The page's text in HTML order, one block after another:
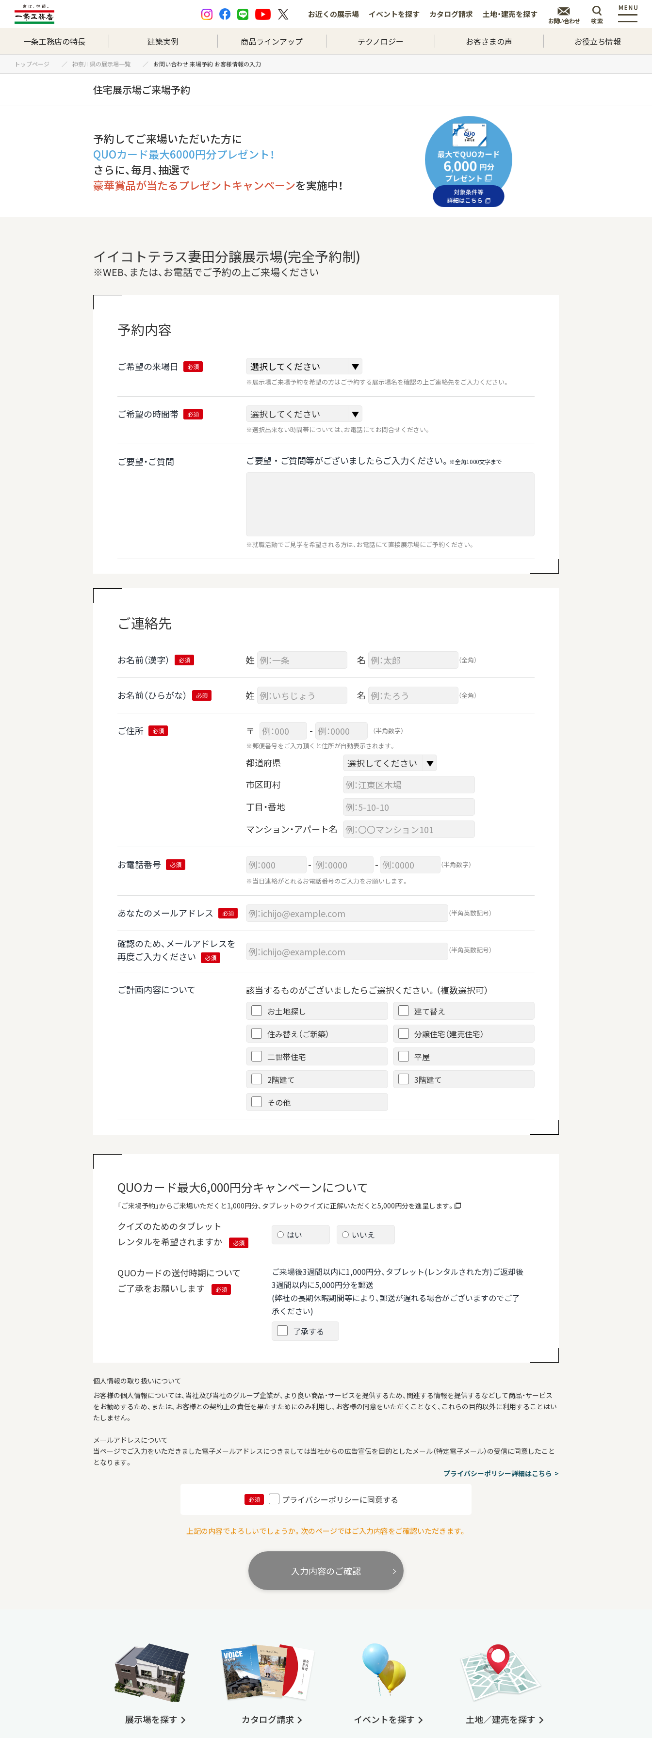
お近くの展示場 イベントを探す カタログ請求 土地・建売を探す
お問い合わせ 検索
一条工務店の特長 建築実例 商品ラインアップ テクノロジー お客さまの声 お役立ち情報
トップページ 神奈川県の展示場一覧 お問い合わせ 来場予約 お客様情報の入力
住宅展示場ご来場予約
予約してご来場いただいた方に
QUOカード最大6000円分プレゼント！
さらに、毎月、抽選で
豪華賞品が当たるプレゼントキャンペーンを実施中！
イイコトテラス妻田分譲展示場(完全予約制)
※WEB、または、お電話でご予約の上ご来場ください
予約内容
ご希望の来場日 必須
※展示場ご来場予約を希望の方はご予約する展示場名を確認の上ご連絡先をご入力ください。
ご希望の時間帯 必須
※選択出来ない時間帯については、お電話にてお問合せください。
ご要望・ご質問 ご要望‧ご質問等がございましたらご⼊⼒ください。 ※全⾓1000⽂字まで
※就職活動でご見学を希望される方は、お電話にて直接展示場にご予約ください。
ご連絡先
お名前（漢字） 必須 姓 名 （全角）
お名前（ひらがな） 必須 姓 名 （全角）
ご住所 必須 〒 -
（半角数字）
※郵便番号をご入力頂くと住所が自動表示されます。
都道府県
市区町村
丁目・番地
マンション・アパート名
お電話番号 必須 - -
（半角数字）
※当日連絡がとれるお電話番号のご入力をお願いします。
あなたのメールアドレス 必須 （半角英数記号）
確認のため、メールアドレスを
再度ご入力ください
必須
（半角英数記号）
ご計画内容について 該当するものがございましたらご選択ください。（複数選択可）
お土地探し
建て替え
住み替え（ご新築）
分譲住宅（建売住宅）
二世帯住宅
平屋
2階建て
3階建て
その他
QUOカード最大6,000円分キャンペーンについて
「ご来場予約」からご来場いただくと1,000円分、タブレットのクイズに正解いただくと5,000円分を進呈します。
クイズのためのタブレット
レンタルを希望されますか
必須
はい いいえ
QUOカードの送付時期について
ご了承をお願いします
必須
ご来場後3週間以内に1,000円分、タブレット(レンタルされた方)ご返却後
3週間以内に5,000円分を郵送
(弊社の長期休暇期間等により、郵送が遅れる場合がございますのでご了
承ください)
了承する
個人情報の取り扱いについて
お客様の個人情報については、当社及び当社のグループ企業が、より良い商品・サービスを提供するため、関連する情報を提供するなどして商品・サービス
をお勧めするため、または、お客様との契約上の責任を果たすためにのみ利用し、お客様の同意をいただくことなく、これらの目的以外に利用することはい
たしません。
メールアドレスについて
当ページでご入力をいただきました電子メールアドレスにつきましては当社からの広告宣伝を目的としたメール（特定電子メール）の受信に同意したこと
となります。
プライバシーポリシー詳細はこちら
必須 プライバシーポリシーに同意する
上記の内容でよろしいでしょうか。次のページではご入力内容をご確認いただきます。
入力内容のご確認
展示場を探す カタログ請求 イベントを探す 土地／建売を探す